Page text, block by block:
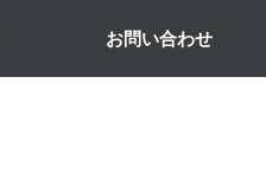
お問い合わせ